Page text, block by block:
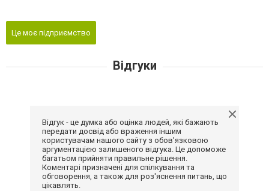
Це моє підприємство
Відгуки
Відгук - це думка або оцінка людей, які бажають
передати досвід або враження іншим
користувачам нашого сайту з обов'язковою
аргументацією залишеного відгука. Це допоможе
багатьом прийняти правильне рішення.
Коментарі призначені для спілкування та
обговорення, а також для роз'яснення питань, що
цікавлять.